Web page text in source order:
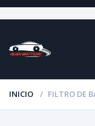
INICIO FILTRO DE